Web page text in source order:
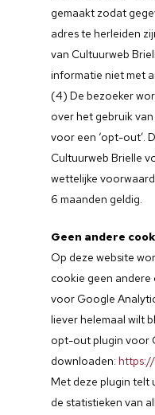
gemaakt zodat
adres te herleiden
van Cultuurweb
informatie niet met
(4) De bezoeker
over het gebruik
voor een ‘opt-out’.
Cultuurweb Brielle
wettelijke
6 maanden geldig.
Geen andere
Op deze website
cookie geen
voor Google
liever helemaal wilt
opt-out plugin voor
downloaden:
Met deze plugin telt
de statistieken van